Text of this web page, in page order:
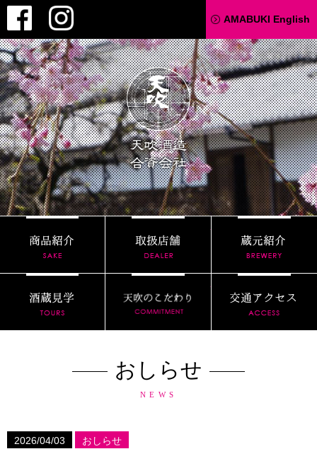
Facebook AMABUKI English
天吹酒造
おしらせ
NEWS
2026/04/03 おしらせ